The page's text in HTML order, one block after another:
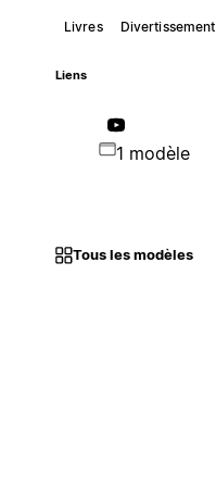
Livres Divertissement
Liens
1 modèle
Tous les modèles